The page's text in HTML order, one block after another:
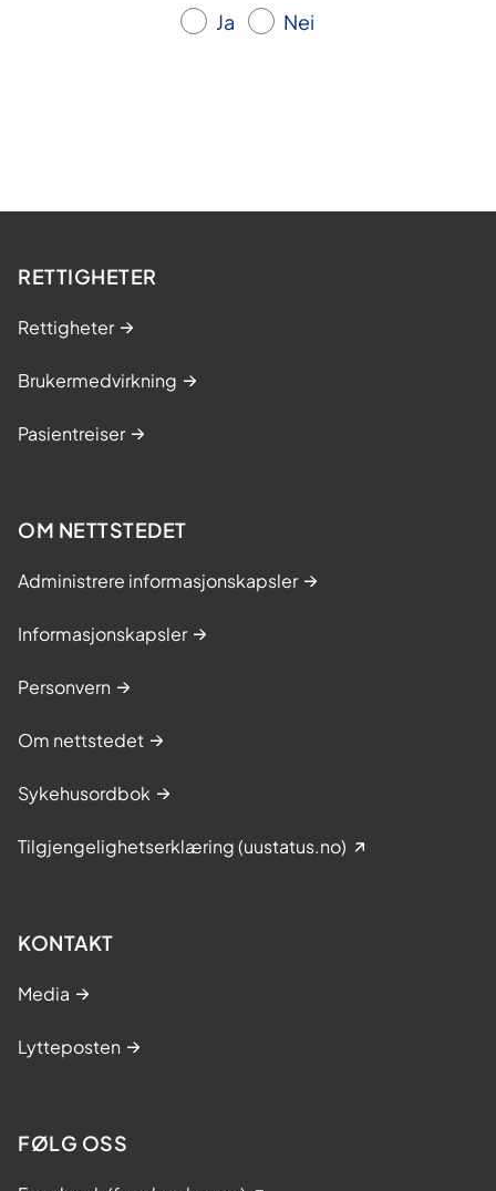
Ja Nei
RETTIGHETER
Rettigheter
Brukermedvirkning
Pasientreiser
OM NETTSTEDET
Administrere informasjonskapsler
Informasjonskapsler
Personvern
Om nettstedet
Sykehusordbok
Tilgjengelighetserklæring (uustatus.no)
KONTAKT
Media
Lytteposten
FØLG OSS